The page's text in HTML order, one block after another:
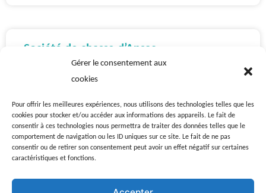
Gérer le consentement aux
cookies
Pour offrir les meilleures expériences, nous utilisons des technologies telles que les
cookies pour stocker et/ou accéder aux informations des appareils. Le fait de
consentir à ces technologies nous permettra de traiter des données telles que le
comportement de navigation ou les ID uniques sur ce site. Le fait de ne pas
consentir ou de retirer son consentement peut avoir un effet négatif sur certaines
caractéristiques et fonctions.
Société de chasse d’Ansac
Président : Fabien COUSIN – Vice Président : Julien BALESTRAT
DÉCOUVREZ CE LIEUX